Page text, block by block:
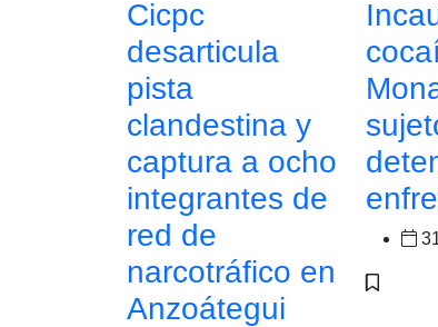
Cicpc
desarticula
pista
clandestina y
captura a ocho
integrantes de
red de
narcotráfico en
Anzoátegui